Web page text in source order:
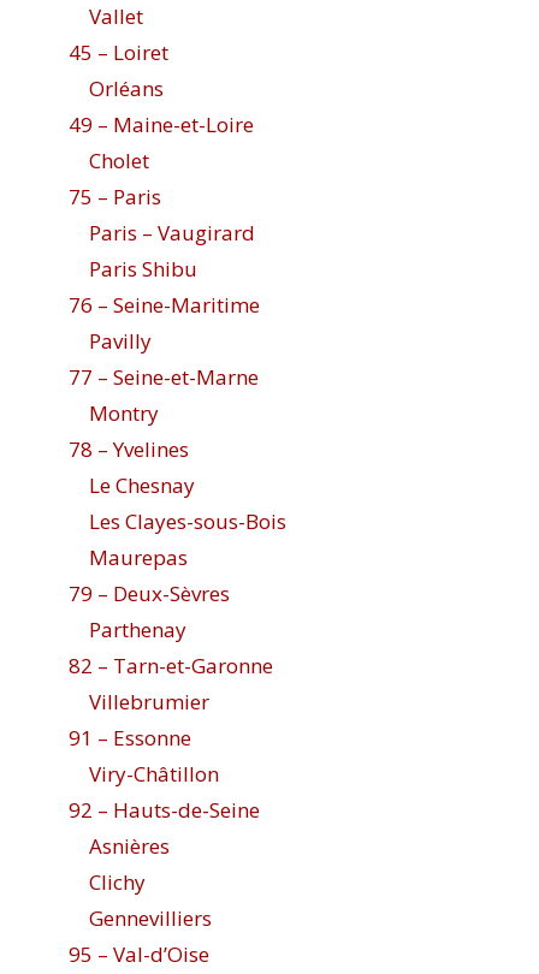
Vallet
45 – Loiret
Orléans
49 – Maine-et-Loire
Cholet
75 – Paris
Paris – Vaugirard
Paris Shibu
76 – Seine-Maritime
Pavilly
77 – Seine-et-Marne
Montry
78 – Yvelines
Le Chesnay
Les Clayes-sous-Bois
Maurepas
79 – Deux-Sèvres
Parthenay
82 – Tarn-et-Garonne
Villebrumier
91 – Essonne
Viry-Châtillon
92 – Hauts-de-Seine
Asnières
Clichy
Gennevilliers
95 – Val-d’Oise